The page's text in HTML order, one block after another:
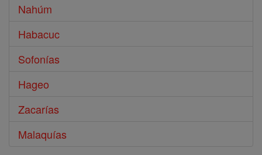
Nahúm
Habacuc
Sofonías
Hageo
Zacarías
Malaquías